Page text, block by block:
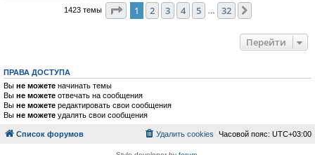
1423 темы Страница из 32
1 2 3 4 5 32
Перейти
ПРАВА ДОСТУПА
Вы не можете начинать темы
Вы не можете отвечать на сообщения
Вы не можете редактировать свои сообщения
Вы не можете удалять свои сообщения
Список форумов Часовой пояс: UTC+03:00
Удалить cookies